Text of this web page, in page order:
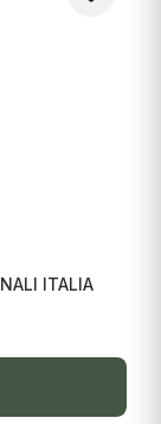
ITALIA